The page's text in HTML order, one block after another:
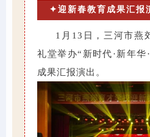
✦迎新春教育成果汇报
1月13日，三河市燕
礼堂举办“新时代·新年华
成果汇报演出。